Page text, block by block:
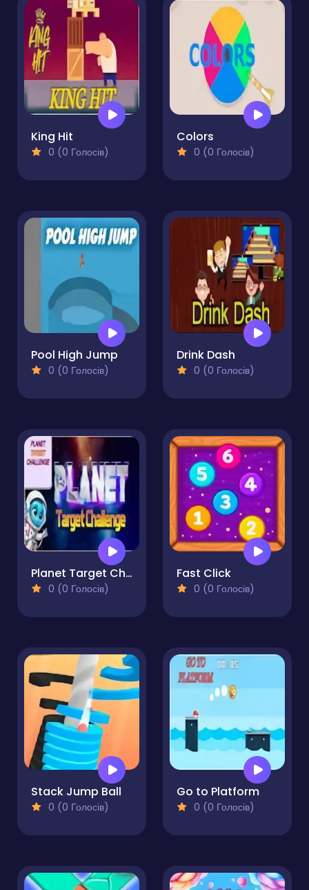
King Hit
0 (0 Голосів)
Colors
0 (0 Голосів)
Pool High Jump
0 (0 Голосів)
Drink Dash
0 (0 Голосів)
Planet Target Challenge
0 (0 Голосів)
Fast Click
0 (0 Голосів)
Stack Jump Ball
0 (0 Голосів)
Go to Platform
0 (0 Голосів)